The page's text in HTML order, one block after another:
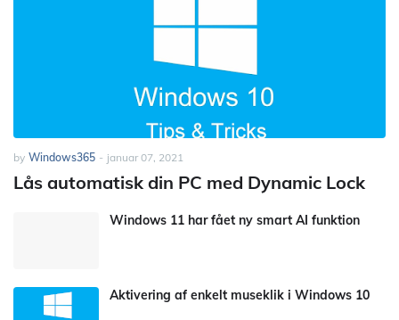
by Windows365 - januar 07, 2021
Lås automatisk din PC med Dynamic Lock
Windows 11 har fået ny smart AI funktion
Aktivering af enkelt museklik i Windows 10